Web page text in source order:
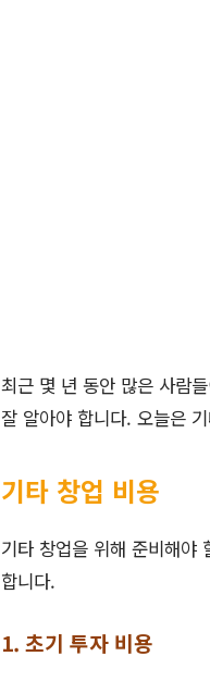
최근 몇 년 동안 많은 사람
잘 알아야 합니다. 오늘은
기타 창업 비용
기타 창업을 위해 준비해야
합니다.
1. 초기 투자 비용